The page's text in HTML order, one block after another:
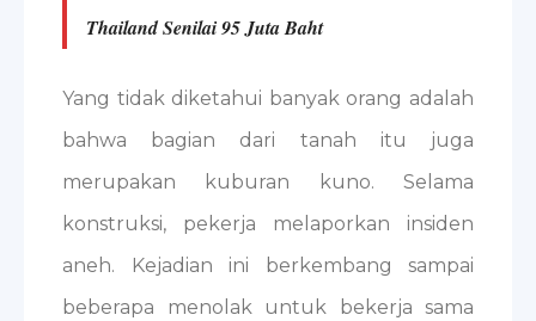
Thailand Senilai 95 Juta Baht
Yang tidak diketahui banyak orang adalah
bahwa bagian dari tanah itu juga
merupakan kuburan kuno. Selama
konstruksi, pekerja melaporkan insiden
aneh. Kejadian ini berkembang sampai
beberapa menolak untuk bekerja sama